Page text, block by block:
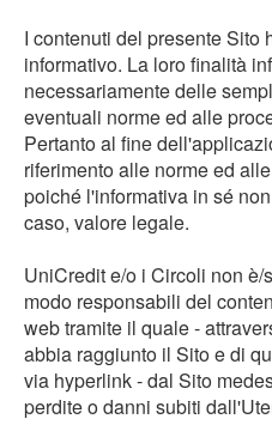
I contenuti del presente Sito
informativo. La loro finalità
necessariamente delle
eventuali norme ed alle
Pertanto al fine
riferimento alle norme ed
poiché l'informativa in sé
caso, valore legale.
UniCredit e/o i Circoli non
modo responsabili del
web tramite il quale -
abbia raggiunto il Sito e di
via hyperlink - dal Sito
perdite o danni subiti